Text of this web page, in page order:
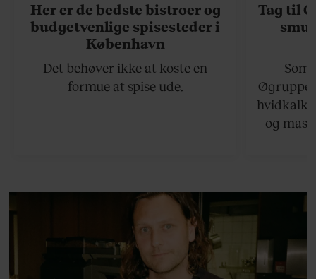
Her er de bedste bistroer og
budgetvenlige spisesteder i
København
Det behøver ikke at koste en
formue at spise ude.
Tag til
og